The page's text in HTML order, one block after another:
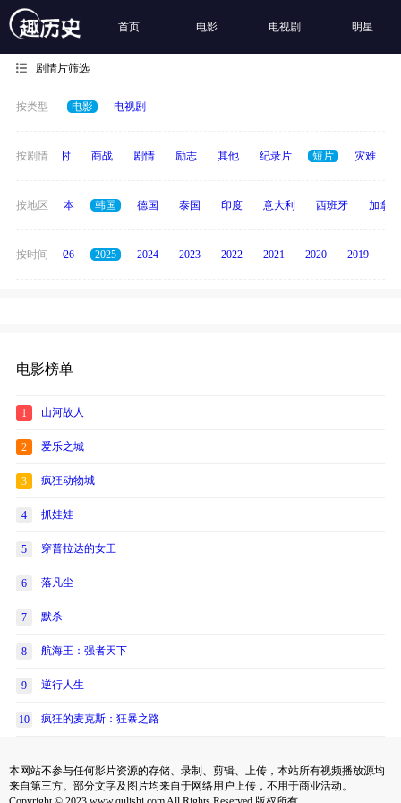
首页 电影 电视剧 明星
剧情片筛选
按类型 电影 电视剧
按剧情
历史 乡村 商战 剧情 励志 其他 纪录片 短片 灾难
按地区
英国 日本 韩国 德国 泰国 印度 意大利 西班牙 加拿大
按时间
全部 2026 2025 2024 2023 2022 2021 2020 2019
电影榜单
1 山河故人
2 爱乐之城
3 疯狂动物城
4 抓娃娃
5 穿普拉达的女王
6 落凡尘
7 默杀
8 航海王：强者天下
9 逆行人生
10 疯狂的麦克斯：狂暴之路
本网站不参与任何影片资源的存储、录制、剪辑、上传，本站所有视频播放源均
来自第三方。部分文字及图片均来自于网络用户上传，不用于商业活动。